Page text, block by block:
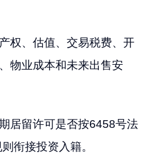
权、估值、交易税费、开
物业成本和未来出售安
居留许可是否按6458号法
衔接投资入籍。